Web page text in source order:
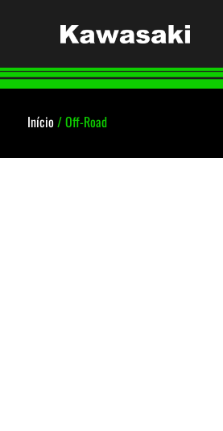
Início/ Off-Road